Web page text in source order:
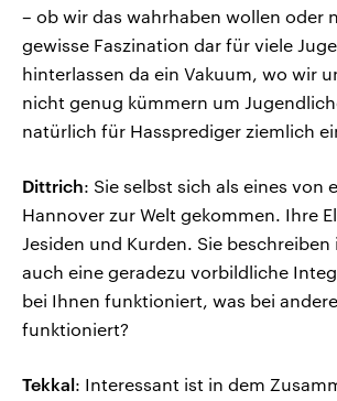
– ob wir das wahrhaben wollen oder
gewisse Faszination dar für viele
hinterlassen da ein Vakuum, wo wir
nicht genug kümmern um
natürlich für Hassprediger ziemlich
Dittrich: Sie selbst sich als eines von
Hannover zur Welt gekommen. Ihre
Jesiden und Kurden. Sie beschreiben
auch eine geradezu vorbildliche
bei Ihnen funktioniert, was bei
funktioniert?
Tekkal: Interessant ist in dem